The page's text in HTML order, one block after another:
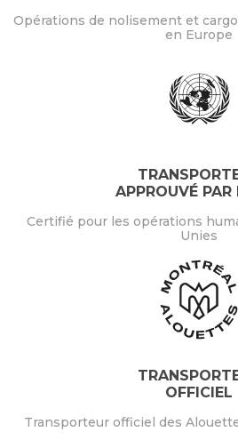
Opérations de nolisement et
en Europe
APPROUVÉ PAR
Certifié pour les opérations
Unies
OFFICIEL
Transporteur officiel des